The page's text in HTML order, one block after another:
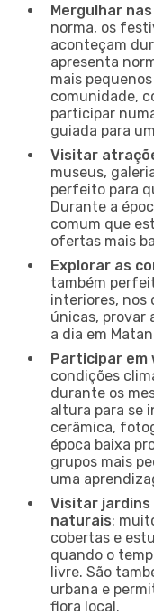
Mergulhar
norma, os
aconteçam
apresenta
mais
comunidade,
participar
guiada para
Visitar
museus,
perfeito para
Durante a
comum que
ofertas mais
Explorar as
também
interiores, nos
únicas, provar
a dia em
Participar em
condições
durante os
altura para se
cerâmica,
época baixa
grupos mais
uma
Visitar
naturais:
cobertas e
quando o
livre. São
urbana e
flora local.